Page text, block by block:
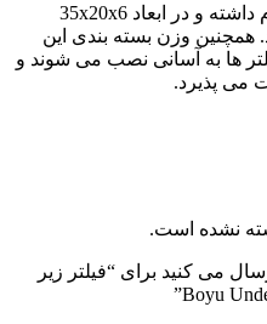
این فیلتر ها وزنی به اندازه 385 گرم داشته و در ابعاد 35x20x6
همچنین وزن بسته بندی این
فیلتر ها به آسانی نصب می شوند و
می پذیرد.
نشده است.
می کنید برای “فیلتر زیر